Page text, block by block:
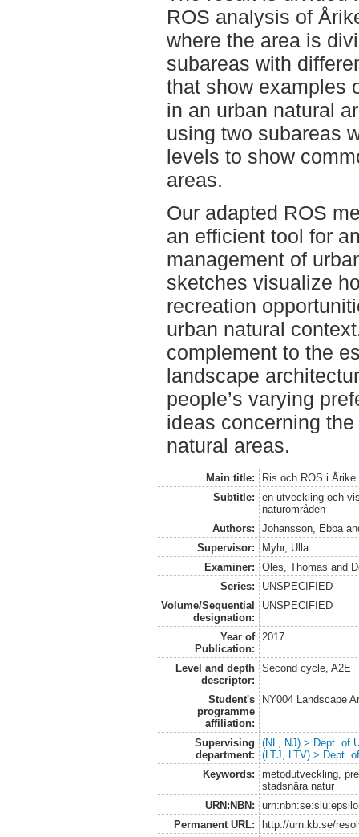
ROS analysis of
where the area is
subareas with
that show examples
in an urban natural
using two subareas
levels to show
areas.
Our adapted ROS
an efficient tool for
management of
sketches visualize
recreation
urban natural
complement to the
landscape
people’s varying
ideas concerning
natural areas.
Main title:
Ris och ROS i Årike
Subtitle:
en utveckling och
naturområden
Authors:
Johansson, Ebba
Supervisor:
Myhr, Ulla
Examiner:
Oles, Thomas and
Series:
UNSPECIFIED
Volume/Sequential
designation:
UNSPECIFIED
Year of
Publication:
2017
Level and depth
descriptor:
Second cycle, A2E
Student's
programme
affiliation:
NY004 Landscape
Supervising
department:
(NL, NJ) > Dept. of
(LTJ, LTV) > Dept.
Keywords:
metodutveckling,
stadsnära natur
URN:NBN:
Permanent URL:
http://urn.kb.se/